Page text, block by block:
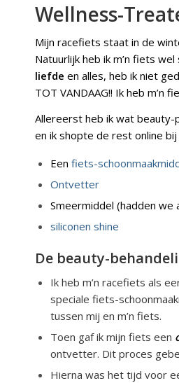
Wellness-
Mijn racefiets staat in de
Natuurlijk heb ik m’n fiets
liefde en alles, heb ik niet
TOT VANDAAG!! Ik heb m’n
Allereerst heb ik wat beauty-
en ik shopte de rest online
Een fiets-
Ontvetter
Smeermiddel (hadden we
siliconen shine
De beauty-
Ik heb m’n racefiets als
speciale fiets-
tussen mij en m’n fiets.
Toen gaf ik mijn fiets een
ontvetter. Dit proces
Hierna was het tijd voor